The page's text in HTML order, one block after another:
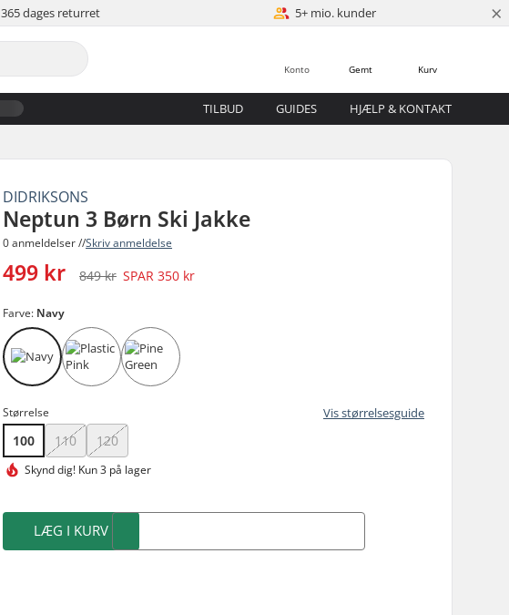
365 dages returret 5+ mio. kunder ×
Kurv
Gemt
Konto
TILBUD GUIDES HJÆLP & KONTAKT
DIDRIKSONS
Neptun 3 Børn Ski Jakke
0 anmeldelser //Skriv anmeldelse
499 kr 849 kr SPAR350 kr
Farve: Navy
Størrelse Vis størrelsesguide
100 110 120
Skynd dig! Kun 3 på lager
LÆG I KURV